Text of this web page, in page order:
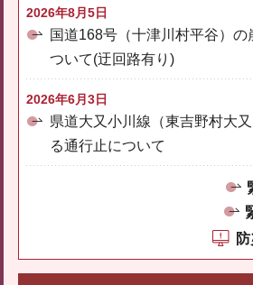
2026年8月5日
国道168号（十津川村平谷）の
ついて(迂回路有り)
2026年6月3日
県道大又小川線（東吉野村大
る通行止について